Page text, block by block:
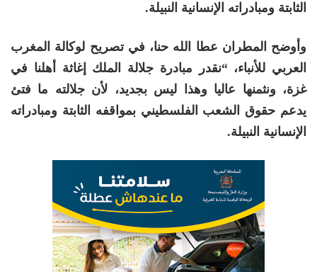
الثابتة ومبادراته الإنسانية النبيلة.
وأوضح المطران عطا الله حنا، في تصريح لوكالة المغرب
العربي للأنباء، “نقدر مبادرة جلالة الملك إغاثة أهلنا في
غزة، ونثمنها عاليا وهذا ليس بجديد، لأن جلالته ما فتئ
يدعم حقوق الشعب الفلسطيني بمواقفه الثابتة ومبادراته
الإنسانية النبيلة.